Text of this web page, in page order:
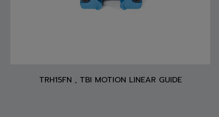
TRH15FN , TBI MOTION LINEAR GUIDE